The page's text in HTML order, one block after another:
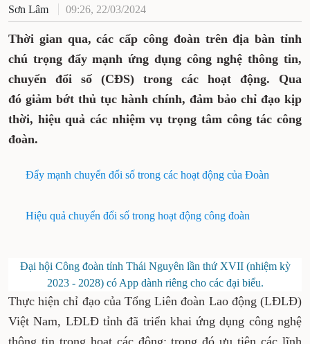
Sơn Lâm 09:26, 22/03/2024
Thời gian qua, các cấp công đoàn trên địa bàn tỉnh
chú trọng đẩy mạnh ứng dụng công nghệ thông tin,
chuyển đổi số (CĐS) trong các hoạt động. Qua
đó giảm bớt thủ tục hành chính, đảm bảo chỉ đạo kịp
thời, hiệu quả các nhiệm vụ trọng tâm công tác công
đoàn.
Đẩy mạnh chuyển đổi số trong các hoạt động của Đoàn
Hiệu quả chuyển đổi số trong hoạt động công đoàn
Đại hội Công đoàn tỉnh Thái Nguyên lần thứ XVII (nhiệm kỳ
2023 - 2028) có App dành riêng cho các đại biểu.
Thực hiện chỉ đạo của Tổng Liên đoàn Lao động (LĐLĐ)
Việt Nam, LĐLĐ tỉnh đã triển khai ứng dụng công nghệ
thông tin trong hoạt các động; trong đó ưu tiên các lĩnh